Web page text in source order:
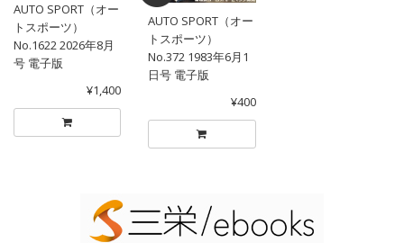
AUTO SPORT（オー
トスポーツ）
No.1622 2026年8月
号 電子版
¥1,400
AUTO SPORT（オー
トスポーツ）
No.372 1983年6月1
日号 電子版
¥400